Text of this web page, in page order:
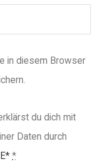
in diesem Browser
du dich mit
Daten durch
*